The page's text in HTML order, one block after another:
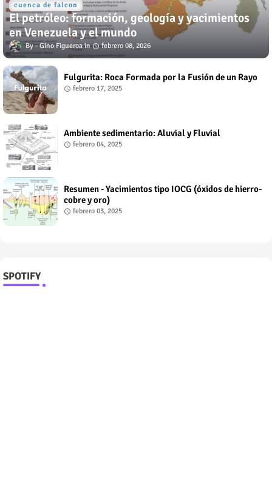
cuenca de falcon
El petróleo: formación, geología y yacimientos
en Venezuela y el mundo
Gino Figueroa febrero 08, 2026
Fulgurita: Roca Formada por la Fusión de un Rayo
febrero 17, 2025
Ambiente sedimentario: Aluvial y Fluvial
febrero 04, 2025
Resumen - Yacimientos tipo IOCG (óxidos de hierro-
cobre y oro)
febrero 03, 2025
SPOTIFY